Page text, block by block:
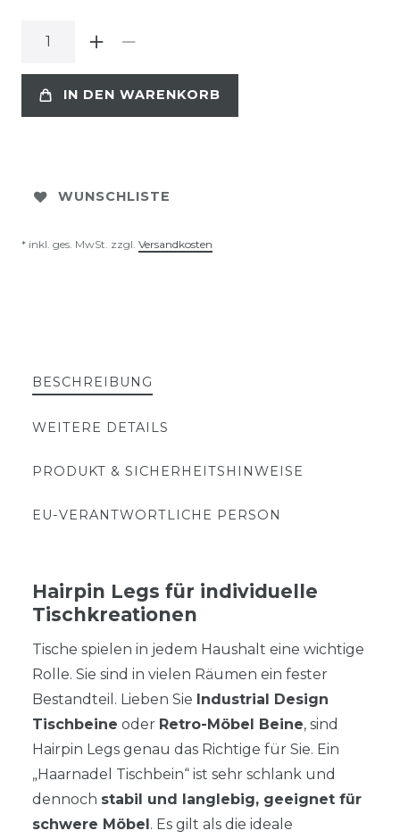
IN DEN WARENKORB
WUNSCHLISTE
* inkl. ges. MwSt. zzgl. Versandkosten
BESCHREIBUNG
WEITERE DETAILS
PRODUKT & SICHERHEITSHINWEISE
EU-VERANTWORTLICHE PERSON
Hairpin Legs für individuelle
Tischkreationen
Tische spielen in jedem Haushalt eine wichtige
Rolle. Sie sind in vielen Räumen ein fester
Bestandteil. Lieben Sie Industrial Design
Tischbeine oder Retro-Möbel Beine, sind
Hairpin Legs genau das Richtige für Sie. Ein
„Haarnadel Tischbein“ ist sehr schlank und
dennoch stabil und langlebig, geeignet für
schwere Möbel. Es gilt als die ideale